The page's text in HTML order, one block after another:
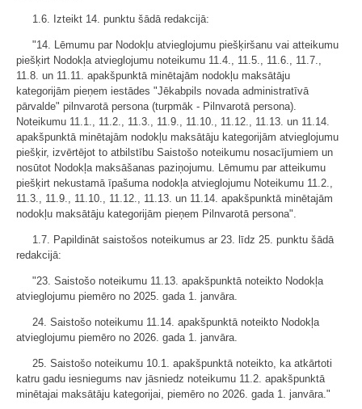
1.6. Izteikt 14. punktu šādā redakcijā:
"14. Lēmumu par Nodokļu atvieglojumu piešķiršanu vai atteikumu
piešķirt Nodokļa atvieglojumu noteikumu 11.4., 11.5., 11.6., 11.7.,
11.8. un 11.11. apakšpunktā minētajām nodokļu maksātāju
kategorijām pieņem iestādes "Jēkabpils novada administratīvā
pārvalde" pilnvarotā persona (turpmāk - Pilnvarotā persona).
Noteikumu 11.1., 11.2., 11.3., 11.9., 11.10., 11.12., 11.13. un 11.14.
apakšpunktā minētajām nodokļu maksātāju kategorijām atvieglojumu
piešķir, izvērtējot to atbilstību Saistošo noteikumu nosacījumiem un
nosūtot Nodokļa maksāšanas paziņojumu. Lēmumu par atteikumu
piešķirt nekustamā īpašuma nodokļa atvieglojumu Noteikumu 11.2.,
11.3., 11.9., 11.10., 11.12., 11.13. un 11.14. apakšpunktā minētajām
nodokļu maksātāju kategorijām pieņem Pilnvarotā persona".
1.7. Papildināt saistošos noteikumus ar 23. līdz 25. punktu šādā
redakcijā:
"23. Saistošo noteikumu 11.13. apakšpunktā noteikto Nodokļa
atvieglojumu piemēro no 2025. gada 1. janvāra.
24. Saistošo noteikumu 11.14. apakšpunktā noteikto Nodokļa
atvieglojumu piemēro no 2026. gada 1. janvāra.
25. Saistošo noteikumu 10.1. apakšpunktā noteikto, ka atkārtoti
katru gadu iesniegums nav jāsniedz noteikumu 11.2. apakšpunktā
minētajai maksātāju kategorijai, piemēro no 2026. gada 1. janvāra."